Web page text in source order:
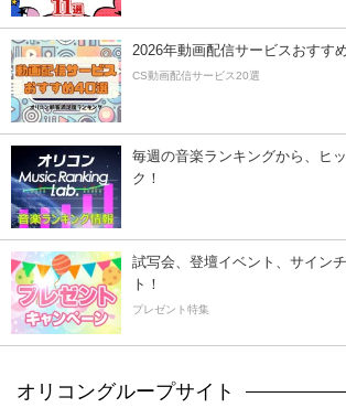
2026年動画配信サービスおすす
CS動画配信サービス20選
毎週の音楽ランキングから、ヒ
ク！
試写会、登壇イベント、サイン
ト！
プレゼント特集
オリコングループサイト